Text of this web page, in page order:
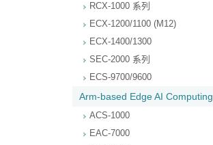
RCX-1000 系列
ECX-1200/1100 (M12)
ECX-1400/1300
SEC-2000 系列
ECS-9700/9600
Arm-based Edge AI Computing
ACS-1000
EAC-7000